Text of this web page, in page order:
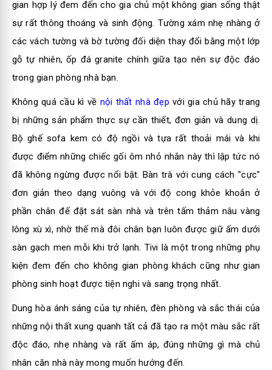
gian hợp lý đem đến cho gia chủ một không gian sống thật
sự rất thông thoáng và sinh động. Tường xám nhẹ nhàng ở
các vách tường và bờ tường đối diện thay đổi bằng một lớp
gỗ tự nhiên, ốp đá granite chính giữa tạo nên sự độc đáo
trong gian phòng nhà bạn.
Không quá cầu kì về nội thất nhà đẹp với gia chủ hãy trang
bị những sản phẩm thực sự cần thiết, đơn giản và dung dị.
Bộ ghế sofa kem có độ ngồi và tựa rất thoải mái và khi
được điểm những chiếc gối ôm nhỏ nhắn này thì lập tức nó
đã không ngừng được nổi bật. Bàn trà với cung cách "cực"
đơn giản theo dạng vuông và với độ cong khỏe khoắn ở
phần chân đế đặt sát sàn nhà và trên tấm thảm nâu vàng
lông xù xì, nhờ thế mà đôi chân bạn luôn được giữ ấm dưới
sàn gạch men mỗi khi trở lạnh. Tivi là một trong những phụ
kiện đem đến cho không gian phòng khách cũng như gian
phòng sinh hoạt được tiện nghi và sang trọng nhất.
Dung hòa ánh sáng của tự nhiên, đèn phòng và sắc thái của
những nội thất xung quanh tất cả đã tạo ra một màu sắc rất
độc đáo, nhẹ nhàng và rất ấm áp, đúng những gì mà chủ
nhân căn nhà này mong muốn hướng đến.